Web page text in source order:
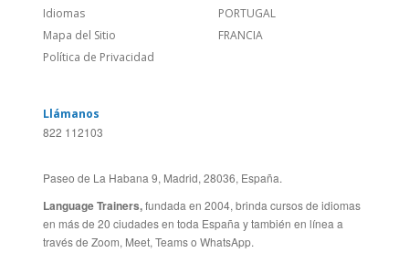
Mapa del Sitio
Política de Privacidad
FRANCIA
822 112103
Language Trainers,fundada en 2004, brinda cursos de idiomas
en más de 20 ciudades en toda España y también en línea a
través de Zoom, Meet, Teams o WhatsApp.